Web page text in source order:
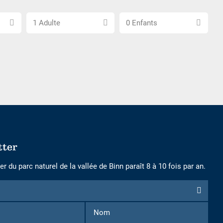
Choisissez
1 Adulte
Choisissez
0 Enfants
du parc naturel de la vallée de Binn paraît 8 à 10 fois par an.
Prénom
Nom